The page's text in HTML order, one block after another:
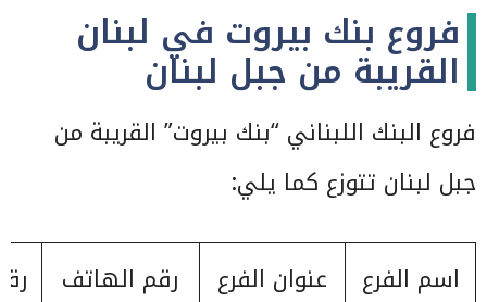
فروع بنك بيروت في لبنان
القريبة من جبل لبنان
فروع البنك اللبناني “بنك بيروت” القريبة من
جبل لبنان تتوزع كما يلي:
اسم الفرع عنوان الفرع رقم الهاتف